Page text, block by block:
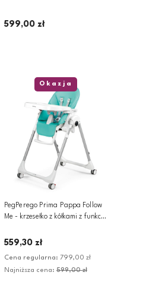
599,00 zł
PegPerego Prima Pappa Follow
Me - krzesełko z kółkami z funkcją
559,30 zł
Cena regularna: 799,00 zł
Najniższa cena: 599,00 zł
Okazja